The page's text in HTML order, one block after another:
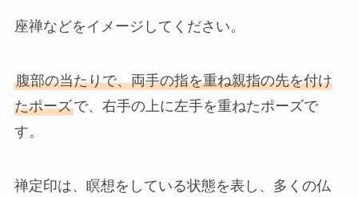
座禅などをイメージしてください。
腹部の当たりで、両手の指を重ね親指の先を付け
たポーズで、右手の上に左手を重ねたポーズで
す。
禅定印は、瞑想をしている状態を表し、多くの仏